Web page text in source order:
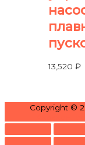
13,520 ₽
Copyright ©